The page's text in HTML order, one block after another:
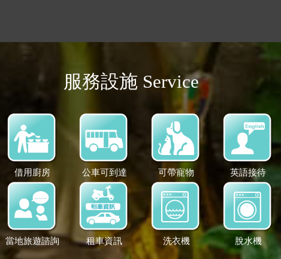
服務設施 Service
借用廚房 公車可到達 可帶寵物 英語接待
當地旅遊諮詢 租車資訊 洗衣機 脫水機